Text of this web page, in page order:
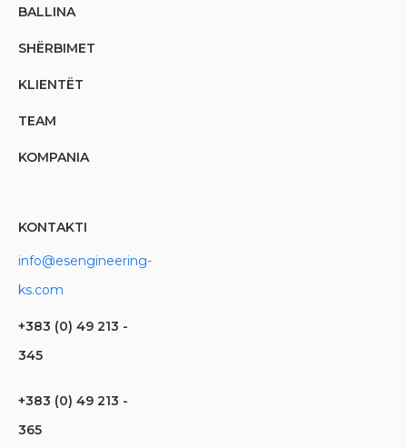
BALLINA
SHËRBIMET
KLIENTËT
TEAM
KOMPANIA
KONTAKTI
info@esengineering-
ks.com
+383 (0) 49 213 -
345
+383 (0) 49 213 -
365